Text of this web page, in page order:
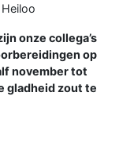
Heiloo
onze collega’s
op
november tot
gladheid zout te